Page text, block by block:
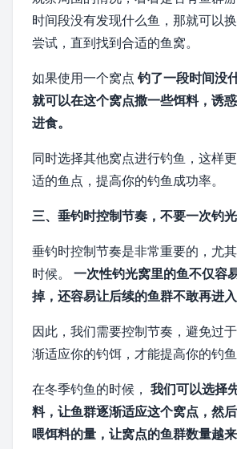
时间段没有发现什么鱼，那就可以
尝试，直到找到合适的鱼窝。
如果使用一个窝点 钓了一段时间没
就可以在这个窝点撒一些饵料，诱
进食。
同时选择其他窝点进行钓鱼，这样
适的鱼点，提高你的钓鱼成功率。
三、垂钓时控制节奏，不要一次钓
垂钓时控制节奏是非常重要的，尤
时候。 一次性钓光窝里的鱼不仅容
掉，还容易让后续的鱼群不敢再进入
因此，我们需要控制节奏，避免过
渐适应你的钓饵，才能提高你的钓鱼
在冬季钓鱼的时候， 我们可以选择
料，让鱼群逐渐适应这个窝点，然
喂饵料的量，让窝点的鱼群数量越来